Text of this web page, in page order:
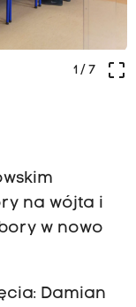
crop_free
1/ 7
na wójta i
w nowo
Damian